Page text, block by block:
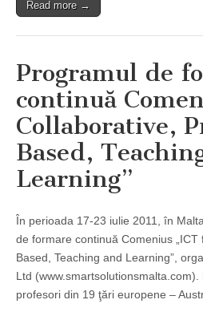
Read more →
Programul de
continuă
Collaborative,
Based,
Learning”
În perioada 17-23 iulie 2011, în
de formare continuă Comenius
Based, Teaching and Learning”,
Ltd
profesori din 19 ţări europene –